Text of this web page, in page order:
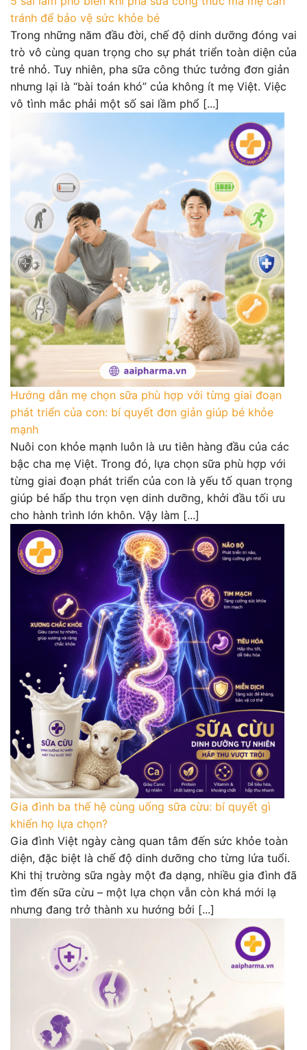
tránh để bảo vệ sức khỏe bé
Trong những năm đầu đời, chế độ dinh dưỡng đóng vai
trò vô cùng quan trọng cho sự phát triển toàn diện của
trẻ nhỏ. Tuy nhiên, pha sữa công thức tưởng đơn giản
nhưng lại là “bài toán khó” của không ít mẹ Việt. Việc
vô tình mắc phải một số sai lầm phổ [...]
Hướng dẫn mẹ chọn sữa phù hợp với từng giai đoạn
phát triển của con: bí quyết đơn giản giúp bé khỏe
mạnh
Nuôi con khỏe mạnh luôn là ưu tiên hàng đầu của các
bậc cha mẹ Việt. Trong đó, lựa chọn sữa phù hợp với
từng giai đoạn phát triển của con là yếu tố quan trọng
giúp bé hấp thu trọn vẹn dinh dưỡng, khởi đầu tối ưu
cho hành trình lớn khôn. Vậy làm [...]
Gia đình ba thế hệ cùng uống sữa cừu: bí quyết gì
khiến họ lựa chọn?
Gia đình Việt ngày càng quan tâm đến sức khỏe toàn
diện, đặc biệt là chế độ dinh dưỡng cho từng lứa tuổi.
Khi thị trường sữa ngày một đa dạng, nhiều gia đình đã
tìm đến sữa cừu – một lựa chọn vẫn còn khá mới lạ
nhưng đang trở thành xu hướng bởi [...]